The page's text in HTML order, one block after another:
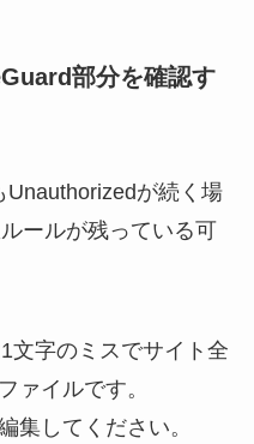
部分を確認す
が続く場
ールが残っている可
文字のミスでサイト全
ァイルです。
集してください。